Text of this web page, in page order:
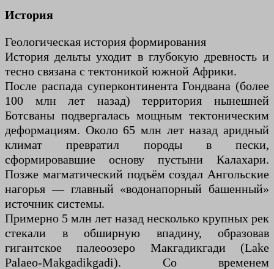
История
Геологическая история формирования
История дельты уходит в глубокую древность и
тесно связана с тектоникой южной Африки.
После распада суперконтинента Гондвана (более
100 млн лет назад) территория нынешней
Ботсваны подвергалась мощным тектоническим
деформациям. Около 65 млн лет назад аридный
климат превратил породы в пески,
сформировавшие основу пустыни Калахари.
Позже магматический подъём создал Ангольские
нагорья — главный «водонапорный башенный»
источник системы.
Примерно 5 млн лет назад несколько крупных рек
стекали в обширную впадину, образовав
гигантское палеоозеро Макгадикгади (Lake
Palaeo-Makgadikgadi). Со временем